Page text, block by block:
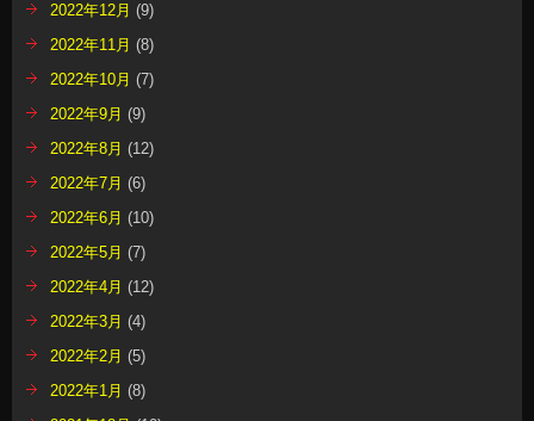
2022年12月 (9)
2022年11月 (8)
2022年10月 (7)
2022年9月 (9)
2022年8月 (12)
2022年7月 (6)
2022年6月 (10)
2022年5月 (7)
2022年4月 (12)
2022年3月 (4)
2022年2月 (5)
2022年1月 (8)